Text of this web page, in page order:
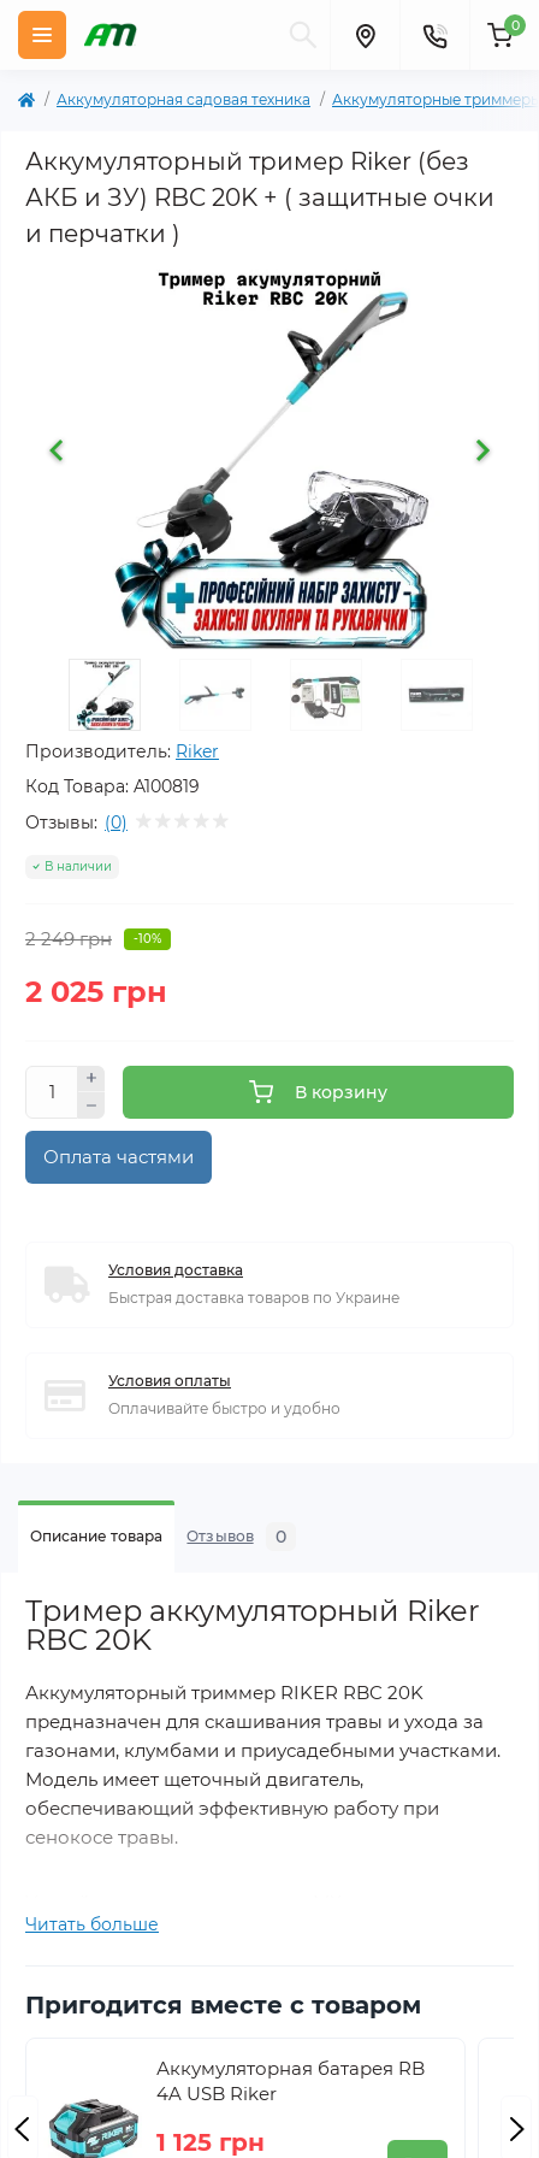
0
Аккумуляторная садовая техника Аккумуляторные
Аккумуляторный тример Riker (без
АКБ и ЗУ) RBC 20K + ( защитные очки
и перчатки )
Производитель: Riker
Код Товара: A100819
Отзывы: (0)
В наличии
2 249 грн -10%
2 025 грн
В корзину
Оплата частями
Условия доставка
Быстрая доставка товаров по Украине
Условия оплаты
Оплачивайте быстро и удобно
Описание товара Отзывов 0
Тример аккумуляторный Riker
RBC 20K
Аккумуляторный триммер RIKER RBC 20K
предназначен для скашивания травы и ухода за
газонами, клумбами и приусадебными участками.
Модель имеет щеточный двигатель,
обеспечивающий эффективную работу при
сенокосе травы.
инструменты работают от единственного
серии.
Технические характеристики
RBC 20K:
Читать больше
Пригодится вместе с товаром
Аккумуляторная батарея RB
4A USB Riker
1 125 грн